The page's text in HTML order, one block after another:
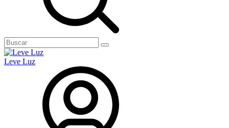
Leve Luz